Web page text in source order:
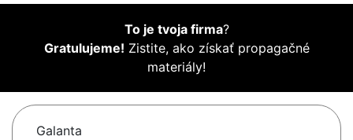
To je tvoja firma?
Gratulujeme! Zistite, ako získať propagačné
materiály!
Galanta